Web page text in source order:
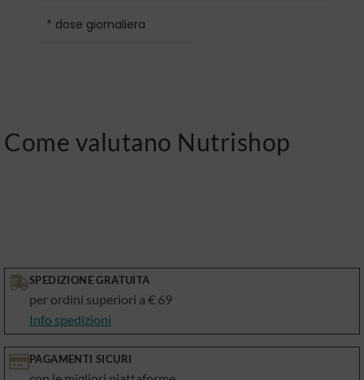
* dose giornaliera
Come valutano Nutrishop
SPEDIZIONE GRATUITA
per ordini superiori a € 69
Info spedizioni
PAGAMENTI SICURI